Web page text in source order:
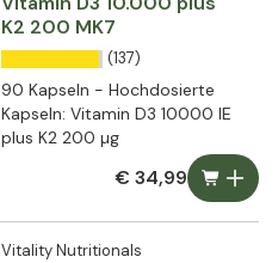
K2 200 MK7
(137)
90 Kapseln - Hochdosierte
Kapseln: Vitamin D3 10000 IE
plus K2 200 µg
€ 34,99
Vitality Nutritionals